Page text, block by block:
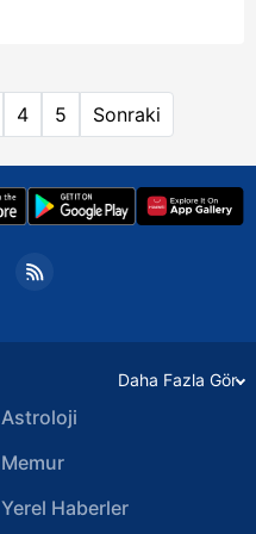
4 5 Sonraki
Daha Fazla Gör
Astroloji
Memur
Yerel Haberler